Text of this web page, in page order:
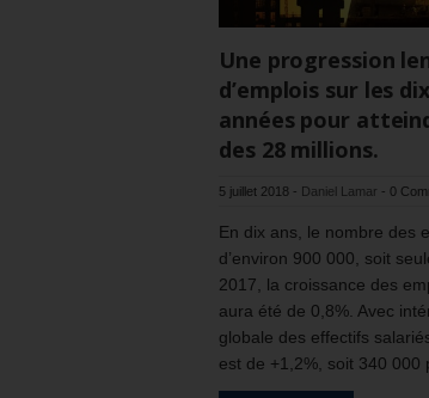
Une progression
d’emplois sur les
années pour
des 28 millions.
5 juillet 2018 - Daniel Lamar - 0
En dix ans, le nombre des
d’environ 900 000, soit
2017, la croissance des
aura été de 0,8%. Avec
globale des effectifs
est de +1,2%, soit 340 000